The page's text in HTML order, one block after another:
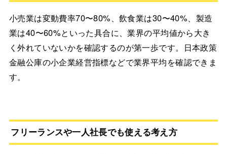
小売業は変動費率70〜80%、飲食業は30〜40%、製造
業は40〜60%といった具合に、業界の平均値から大き
く外れていないかを確認するのが第一歩です。日本政策
金融公庫の小企業経営指標などで業界平均を確認できま
す。
フリーランスや一人社長でも使える考え方